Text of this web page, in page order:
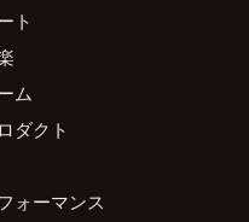
ト
ム
ダクト
ォーマンス